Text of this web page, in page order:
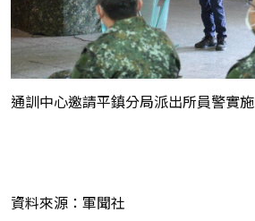
通訓中心邀請平鎮分局派出所員警實施
資料來源：軍聞社